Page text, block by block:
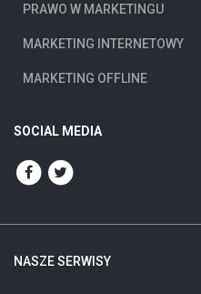
PRAWO W MARKETINGU
MARKETING INTERNETOWY
MARKETING OFFLINE
SOCIAL MEDIA
NASZE SERWISY